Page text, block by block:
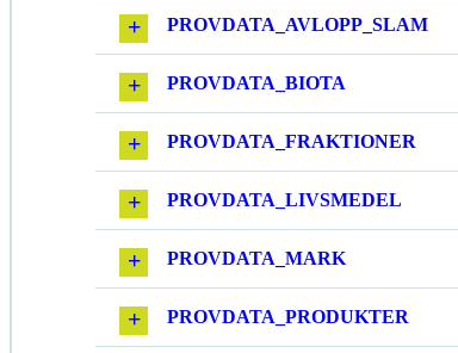
PROVDATA_AVLOPP_SLAM
PROVDATA_BIOTA
PROVDATA_FRAKTIONER
PROVDATA_LIVSMEDEL
PROVDATA_MARK
PROVDATA_PRODUKTER